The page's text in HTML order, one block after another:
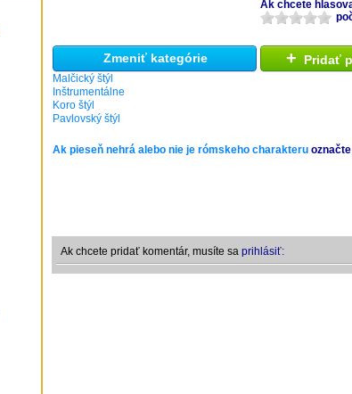
Ak chcete
Zmeniť kategórie
Malčický štýl
Inštrumentálne
Koro štýl
Pavlovský štýl
+ Pridať
Ak pieseň nehrá alebo nie je rómskeho charakteru
Ak chcete pridať komentár, musíte sa prihlásiť: